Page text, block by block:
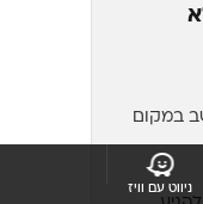
במקום
ניווט עם וויז